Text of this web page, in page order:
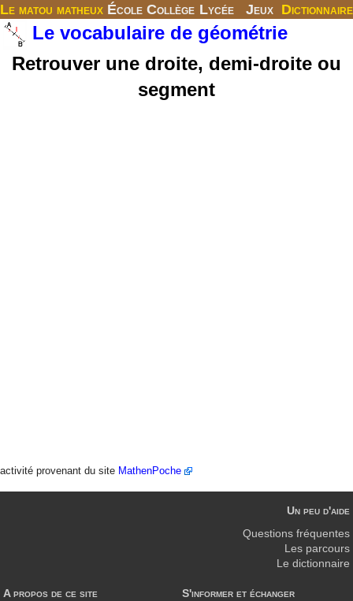
Le matou matheux École Collège Lycée Jeux Dictionnaire
Le vocabulaire de géométrie
Retrouver une droite, demi-droite ou
segment
activité provenant du site MathenPoche
A propos de ce site
S'informer et échanger
Un peu d'aide
Questions fréquentes
Les parcours
Le dictionnaire